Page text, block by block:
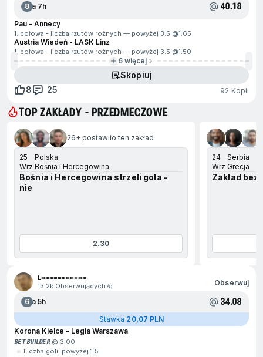
8Za 7h 40.18
Pau - Annecy
1. połowa - liczba rzutów rożnych — powyżej 3.5 @1.65
Austria Wiedeń - LASK Linz
1. połowa - liczba rzutów rożnych — powyżej 3.5 @1.50
6 więcej
Skopiuj
8
25 92 Kopii
TOP ZAKŁADY - PRZEDMECZOWE
na koniec 26+ postawiło ten zakład
25
Wrz
Polska
Bośnia i Hercegowina
Bośnia i Hercegowina strzeli gola -
nie
2.30
24
Wrz
Serbia
Grecja
Zakład
na początek
L***********
13.2k Obserwujących7g Obserwuj
6Za 5h 34.08
Stawka 20,07 PLN
Korona Kielce - Legia Warszawa
BET BUILDER@ 3.00
Liczba goli: powyżej 1.5